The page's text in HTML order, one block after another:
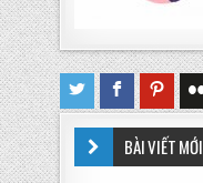
BÀI VIẾT MỚI